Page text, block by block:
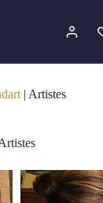
| Artistes